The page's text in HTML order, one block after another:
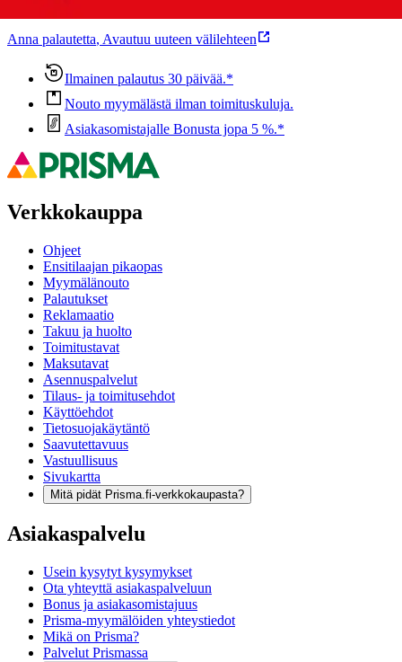
Anna palautetta, Avautuu uuteen välilehteen
Ilmainen palautus 30 päivää.*
Nouto myymälästä ilman toimituskuluja.
Asiakasomistajalle Bonusta jopa 5 %.*
Verkkokauppa
Ohjeet
Ensitilaajan pikaopas
Myymälänouto
Palautukset
Reklamaatio
Takuu ja huolto
Toimitustavat
Maksutavat
Asennuspalvelut
Tilaus- ja toimitusehdot
Käyttöehdot
Tietosuojakäytäntö
Saavutettavuus
Vastuullisuus
Sivukartta
Mitä pidät Prisma.fi-verkkokaupasta?
Asiakaspalvelu
Usein kysytyt kysymykset
Ota yhteyttä asiakaspalveluun
Bonus ja asiakasomistajuus
Prisma-myymälöiden yhteystiedot
Mikä on Prisma?
Palvelut Prismassa